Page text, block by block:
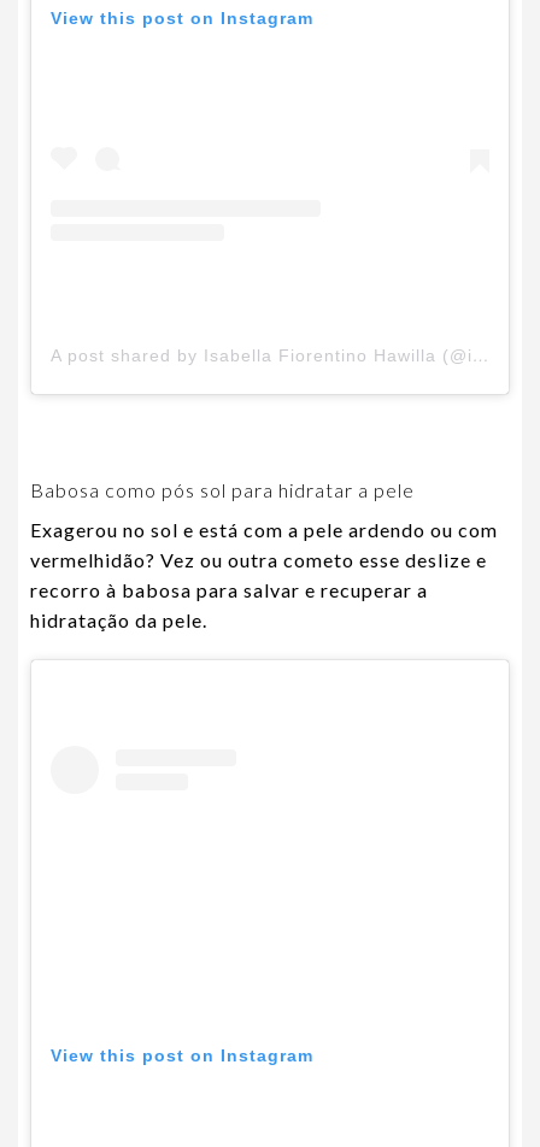
View this post on Instagram
A post shared by Isabella Fiorentino Hawilla (@isabellafiorentino)
Babosa como pós sol para hidratar a pele
Exagerou no sol e está com a pele ardendo ou com
vermelhidão? Vez ou outra cometo esse deslize e
recorro à babosa para salvar e recuperar a
hidratação da pele.
View this post on Instagram